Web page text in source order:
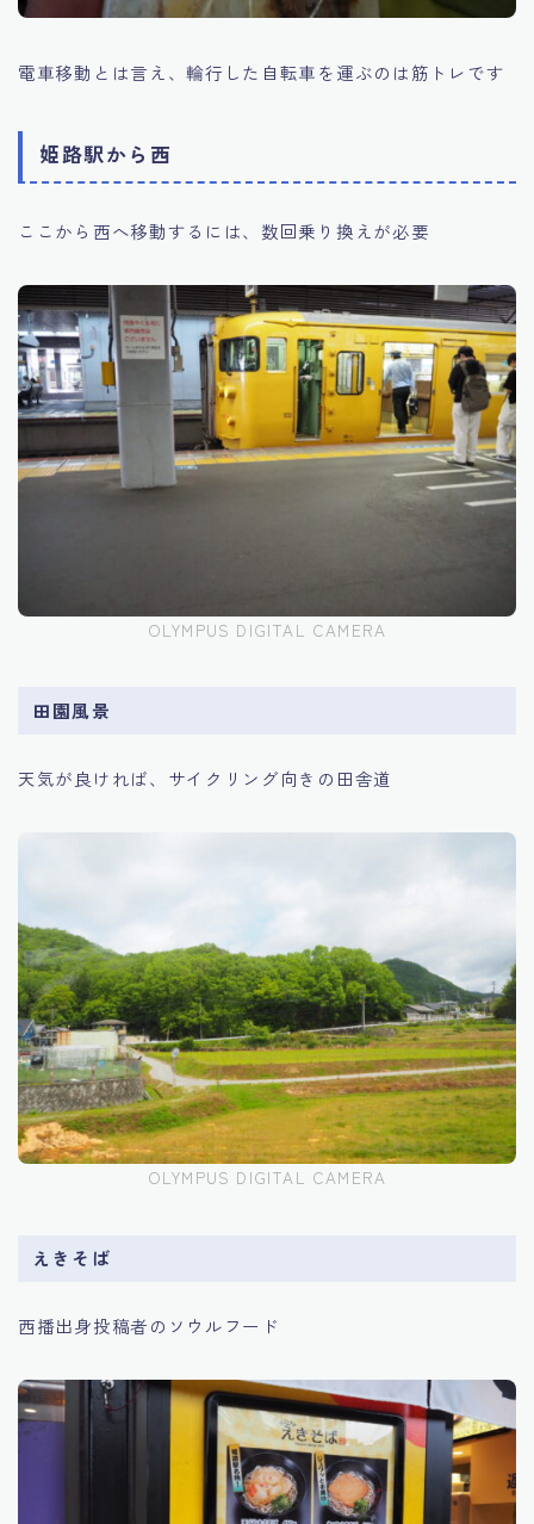
電車移動とは言え、輪行した自転車を運ぶのは筋トレです
姫路駅から西
ここから西へ移動するには、数回乗り換えが必要
OLYMPUS DIGITAL CAMERA
田園風景
天気が良ければ、サイクリング向きの田舎道
OLYMPUS DIGITAL CAMERA
えきそば
西播出身投稿者のソウルフード